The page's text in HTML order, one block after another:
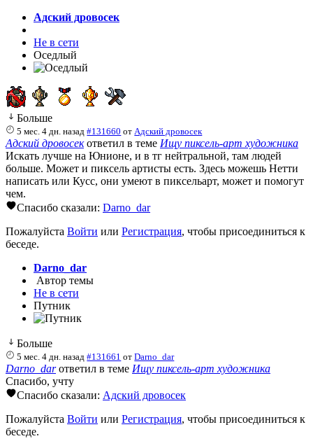
Адский дровосек
Не в сети
Оседлый
Больше
5 мес. 4 дн. назад #131660 от Адский дровосек
Адский дровосекответил в теме Ищу пиксель-арт художника
Искать лучше на Юнионе, и в тг нейтральной, там людей
больше. Может и пиксель артисты есть. Здесь можешь Нетти
написать или Кусс, они умеют в пиксельарт, может и помогут
чем.
Спасибо сказали: Darno_dar
Пожалуйста Войти или Регистрация, чтобы присоединиться к
беседе.
Darno_dar
Автор темы
Не в сети
Путник
Больше
5 мес. 4 дн. назад #131661 отDarno_dar
Darno_darответил в теме Ищу пиксель-арт художника
Спасибо, учту
Спасибо сказали: Адский дровосек
Пожалуйста Войти или Регистрация, чтобы присоединиться к
беседе.